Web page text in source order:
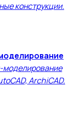
конструкции.
ArchiCAD.